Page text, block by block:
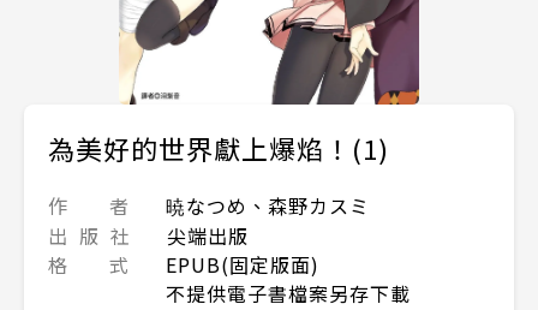
為美好的世界獻上爆焰！(1)
作 者
暁なつめ、森野カスミ
出 版 社
尖端出版
格 式
EPUB(固定版面)
不提供電子書檔案另存下載